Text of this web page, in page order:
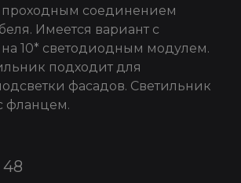
проходным соединением
Имеется вариант с
10* светодиодным модулем.
подходит для
фасадов. Светильник
фланцем.
48